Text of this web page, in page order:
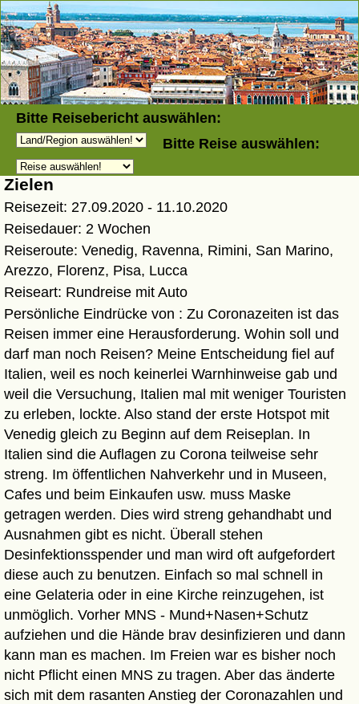
Reisebericht - eine herbstliche Rundreise
Coronazeiten zu meist mir schon
Zielen
Reisezeit: 27.09.2020 - 11.10.2020
Reisedauer: 2 Wochen
Reiseroute: Venedig, Ravenna, Rimini, San Marino,
Arezzo, Florenz, Pisa, Lucca
Reiseart: Rundreise mit Auto
Persönliche Eindrücke von : Zu Coronazeiten ist das
Reisen immer eine Herausforderung. Wohin soll und
darf man noch Reisen? Meine Entscheidung fiel auf
Italien, weil es noch keinerlei Warnhinweise gab und
weil die Versuchung, Italien mal mit weniger Touristen
zu erleben, lockte. Also stand der erste Hotspot mit
Venedig gleich zu Beginn auf dem Reiseplan. In
Italien sind die Auflagen zu Corona teilweise sehr
streng. Im öffentlichen Nahverkehr und in Museen,
Cafes und beim Einkaufen usw. muss Maske
getragen werden. Dies wird streng gehandhabt und
Ausnahmen gibt es nicht. Überall stehen
Desinfektionsspender und man wird oft aufgefordert
diese auch zu benutzen. Einfach so mal schnell in
eine Gelateria oder in eine Kirche reinzugehen, ist
unmöglich. Vorher MNS - Mund+Nasen+Schutz
aufziehen und die Hände brav desinfizieren und dann
kann man es machen. Im Freien war es bisher noch
nicht Pflicht einen MNS zu tragen. Aber das änderte
sich mit dem rasanten Anstieg der Coronazahlen und
Bitte Reisebericht auswählen:
Bitte Reise auswählen: